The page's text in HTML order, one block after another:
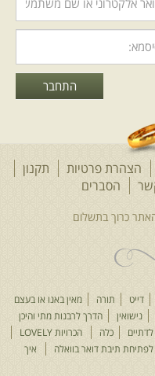
הצהרת פרטיות
תקנון
הסברים
דייט תורה
מאין באנו או בעצם
נישואין
הדרך לרבנות מתי והיכן
כלה
הכרויות LOVELY
לפתיחת תיבת דואר בוואלה
איך